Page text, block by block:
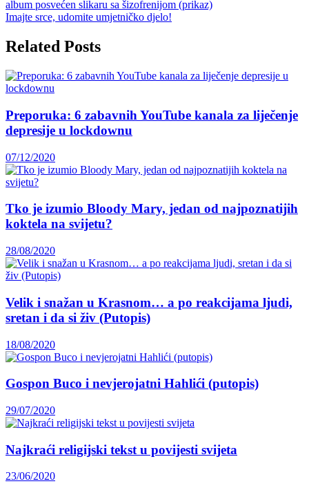
album posvećen slikaru sa šizofrenijom (prikaz)
Imajte srce, udomite umjetničko djelo!
Related Posts
Preporuka: 6 zabavnih YouTube kanala za liječenje
depresije u lockdownu
07/12/2020
Tko je izumio Bloody Mary, jedan od najpoznatijih
koktela na svijetu?
28/08/2020
Velik i snažan u Krasnom… a po reakcijama ljudi,
sretan i da si živ (Putopis)
18/08/2020
Gospon Buco i nevjerojatni Hahlići (putopis)
29/07/2020
Najkraći religijski tekst u povijesti svijeta
23/06/2020